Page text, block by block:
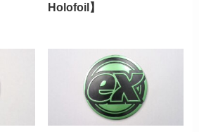
Holofoil】